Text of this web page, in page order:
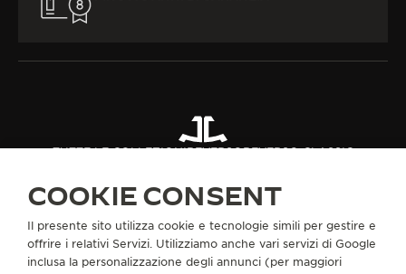
TUTTE LE COLLEZIONIREVERSOREVERSO CLASSIC
INFORMAZIONI SU DI NOI
COOKIE CONSENT
Il presente sito utilizza cookie e tecnologie simili per gestire e
offrire i relativi Servizi. Utilizziamo anche vari servizi di Google
inclusa la personalizzazione degli annunci (per maggiori